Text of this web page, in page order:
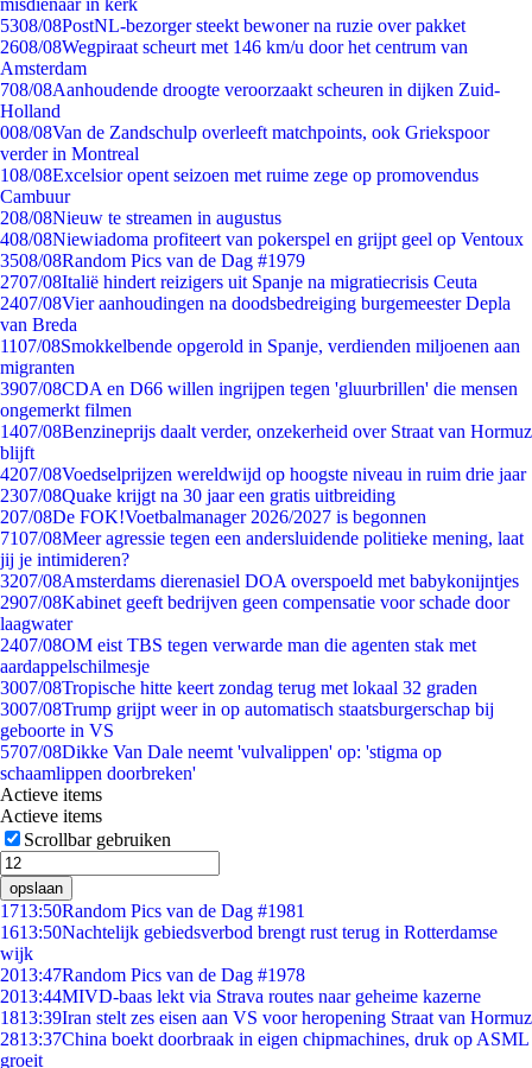
misdienaar in kerk
5308/08PostNL-bezorger steekt bewoner na ruzie over pakket
2608/08Wegpiraat scheurt met 146 km/u door het centrum van
Amsterdam
708/08Aanhoudende droogte veroorzaakt scheuren in dijken Zuid-
Holland
008/08Van de Zandschulp overleeft matchpoints, ook Griekspoor
verder in Montreal
108/08Excelsior opent seizoen met ruime zege op promovendus
Cambuur
208/08Nieuw te streamen in augustus
408/08Niewiadoma profiteert van pokerspel en grijpt geel op Ventoux
3508/08Random Pics van de Dag #1979
2707/08Italië hindert reizigers uit Spanje na migratiecrisis Ceuta
2407/08Vier aanhoudingen na doodsbedreiging burgemeester Depla
van Breda
1107/08Smokkelbende opgerold in Spanje, verdienden miljoenen aan
migranten
3907/08CDA en D66 willen ingrijpen tegen 'gluurbrillen' die mensen
ongemerkt filmen
1407/08Benzineprijs daalt verder, onzekerheid over Straat van Hormuz
blijft
4207/08Voedselprijzen wereldwijd op hoogste niveau in ruim drie jaar
2307/08Quake krijgt na 30 jaar een gratis uitbreiding
207/08De FOK!Voetbalmanager 2026/2027 is begonnen
7107/08Meer agressie tegen een andersluidende politieke mening, laat
jij je intimideren?
3207/08Amsterdams dierenasiel DOA overspoeld met babykonijntjes
2907/08Kabinet geeft bedrijven geen compensatie voor schade door
laagwater
2407/08OM eist TBS tegen verwarde man die agenten stak met
aardappelschilmesje
3007/08Tropische hitte keert zondag terug met lokaal 32 graden
3007/08Trump grijpt weer in op automatisch staatsburgerschap bij
geboorte in VS
5707/08Dikke Van Dale neemt 'vulvalippen' op: 'stigma op
schaamlippen doorbreken'
Actieve items
Actieve items
Scrollbar gebruiken
opslaan
1713:50Random Pics van de Dag #1981
1613:50Nachtelijk gebiedsverbod brengt rust terug in Rotterdamse
wijk
2013:47Random Pics van de Dag #1978
2013:44MIVD-baas lekt via Strava routes naar geheime kazerne
1813:39Iran stelt zes eisen aan VS voor heropening Straat van Hormuz
2813:37China boekt doorbraak in eigen chipmachines, druk op ASML
groeit